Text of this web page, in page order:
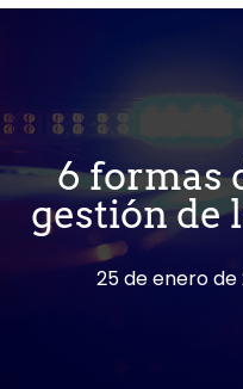
6 formas
gestión de
25 de enero de